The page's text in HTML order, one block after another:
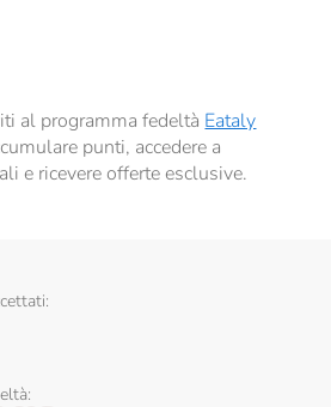
personalizzate, in caso di consenso prestato ai
al programma fedeltà Eataly
punti, accedere a
e ricevere offerte esclusive.